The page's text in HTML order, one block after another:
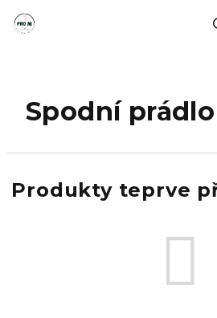
na
Spodní
Produkty teprve